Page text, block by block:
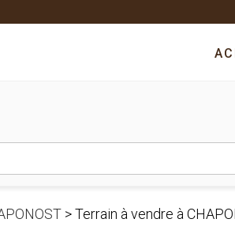
>Terrain à vendre à